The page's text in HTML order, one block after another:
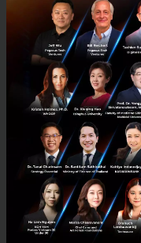
Deal Digest fpt golden land
E-mail :